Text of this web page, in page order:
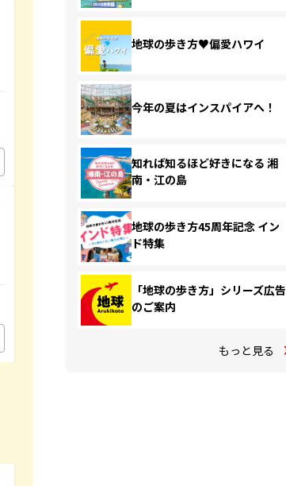
地球の歩き方♥偏愛ハワイ
今年の夏はインスパイアへ！
知れば知るほど好きになる 湘
南・江の島
地球の歩き方45周年記念 イン
ド特集
「地球の歩き方」シリーズ広告
のご案内
もっと見る